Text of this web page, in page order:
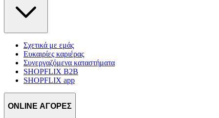
Σχετικά με εμάς
Ευκαιρίες καριέρας
Συνεργαζόμενα καταστήματα
SHOPFLIX B2B
SHOPFLIX app
ONLINE ΑΓΟΡΕΣ